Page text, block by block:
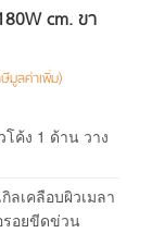
cm. ขา
มูลค่าเพิ่ม)
ค้ง 1 ด้าน วาง
ลเคลือบผิวเมลา
อยขีดข่วน